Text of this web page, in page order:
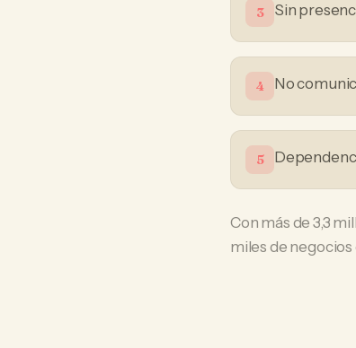
3 Sin
4 No
5
Con más de 3,3
miles de